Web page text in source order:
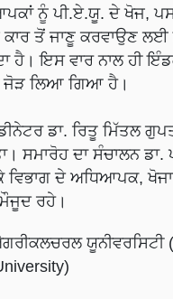
ਨੂੰ ਪੀ.ਏ.ਯੂ. ਦੇ ਖੋਜ,
ਕਾਰ ਤੋਂ ਜਾਣੂ ਕਰਵਾਉਣ
ਹੈ। ਇਸ ਵਾਰ ਨਾਲ ਹੀ
ਜੋੜ ਲਿਆ ਗਿਆ ਹੈ।
ਡਾ. ਰਿਤੂ ਮਿੱਤਲ
ਸਮਾਰੋਹ ਦਾ ਸੰਚਾਲਨ ਡਾ.
ਵਿਭਾਗ ਦੇ ਅਧਿਆਪਕ,
ਰਹੇ।
ਯੂਨੀਵਰਸਿਟੀ